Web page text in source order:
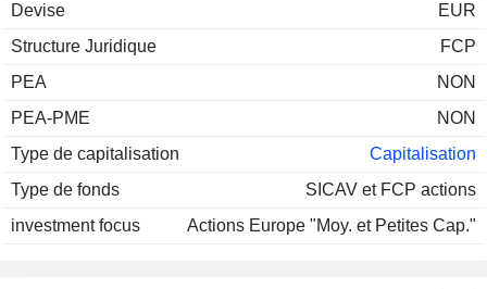
Devise
EUR
Structure Juridique
FCP
PEA
NON
PEA-PME
NON
Type de capitalisation
Capitalisation
Type de fonds
SICAV et FCP actions
investment focus
Actions Europe "Moy. et Petites Cap."